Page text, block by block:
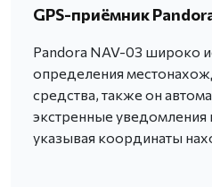
GPS-приёмник
Pandora NAV-03 широко
определения
средства, также он
экстренные уведомления
указывая координаты